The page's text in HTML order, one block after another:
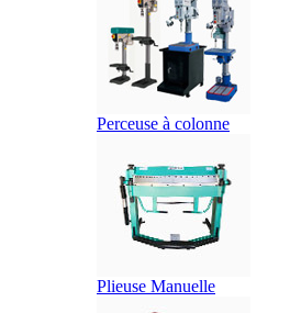
Perceuse à colonne
Plieuse Manuelle